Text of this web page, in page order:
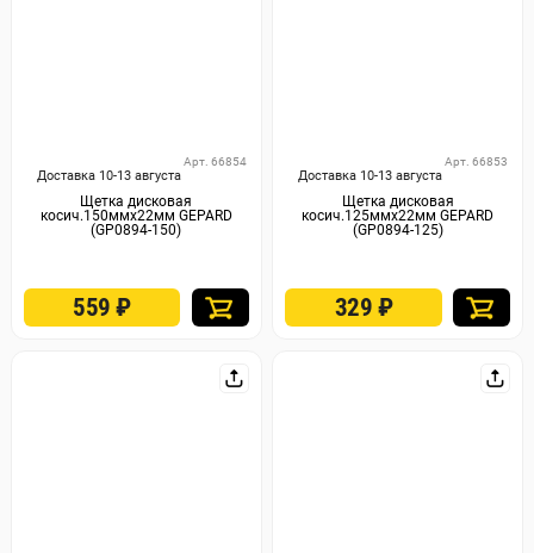
Доставка 10-13 августа
Арт. 66854
Щетка дисковая
косич.150ммх22мм GEPARD
(GP0894-150)
559₽
Доставка 10-13 августа
Арт. 66853
Щетка дисковая
косич.125ммх22мм GEPARD
(GP0894-125)
329 ₽